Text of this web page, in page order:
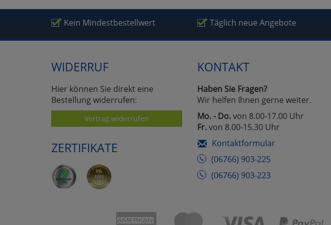
Kein Mindestbestellwert Täglich neue Angebote
WIDERRUF
Hier können Sie direkt eine
Bestellung widerrufen:
Vertrag widerrufen
ZERTIFIKATE
KONTAKT
Haben Sie Fragen?
Wir helfen Ihnen gerne weiter.
Mo. - Do.von 8.00-17.00 Uhr
Fr.von 8.00-15.30 Uhr
Kontaktformular
(06766) 903-225
(06766) 903-223
Umfragetools